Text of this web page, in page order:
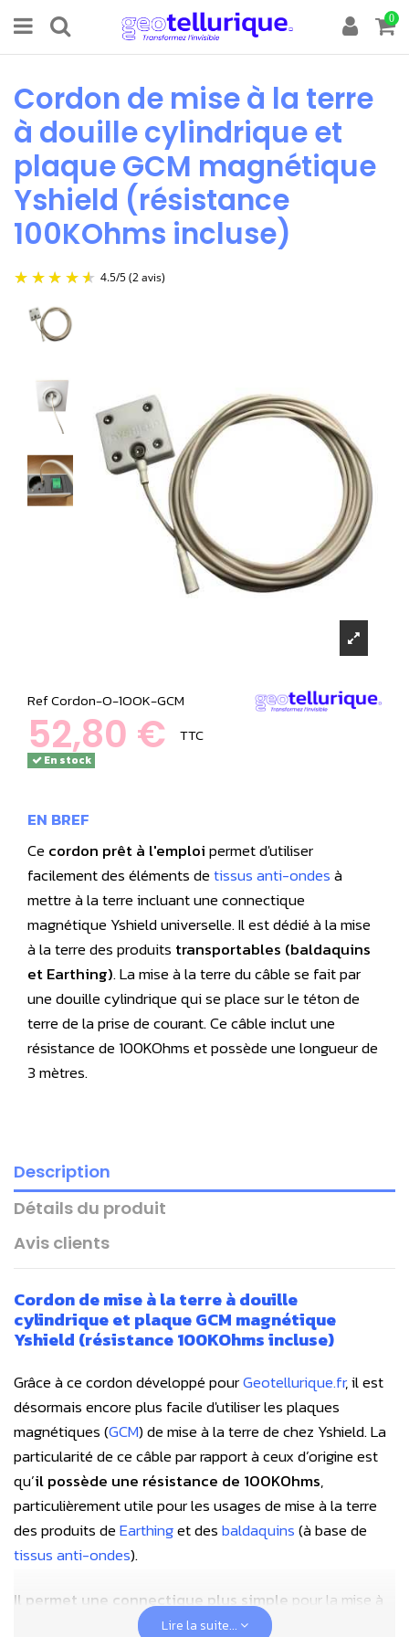
0
Cordon de mise à la terre
à douille cylindrique et
plaque GCM magnétique
Yshield (résistance
100KOhms incluse)
RefCordon-O-1OOK-GCM
52,80 € TTC
En stock
EN BREF
Cecordon prêt à l'emploipermet d'utiliser
facilement des éléments detissus anti-ondesà
mettre à la terre incluant une connectique
magnétique Yshield universelle. Il est dédié à la mise
à la terre des produits transportables (baldaquins
et Earthing). La mise à la terre du câble se fait par
une douille cylindrique qui se place sur le téton de
terre de la prise de courant. Ce câble inclut une
résistance de 100KOhms et possède une longueur de
3 mètres.
Description
Détails du produit
Avis clients
Cordon de mise à la terre à douille
cylindrique et plaque GCM magnétique
Yshield (résistance 100KOhms incluse)
Grâce à ce cordon développé pourGeotellurique.fr, il est
désormais encore plus facile d'utiliser les plaques
magnétiques (GCM) de mise à la terre de chez Yshield. La
particularité de ce câble par rapport à ceux d’origine est
qu’il possède une résistance de 100KOhms,
particulièrement utile pour les usages de mise à la terre
des produits deEarthinget desbaldaquins(à base de
tissus anti-ondes).
Il permet une connectique plus simple pour la mise à
la terre qui se fait par une douille cylindrique qui se place
Lire la suite...